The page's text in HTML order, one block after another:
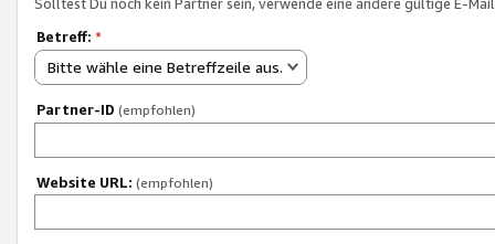
Solltest Du noch kein Partner sein, verwende eine andere gültige E-
Betreff: *
Bitte wähle eine Betreffzeile aus.
Partner-ID (empfohlen)
Website URL: (empfohlen)